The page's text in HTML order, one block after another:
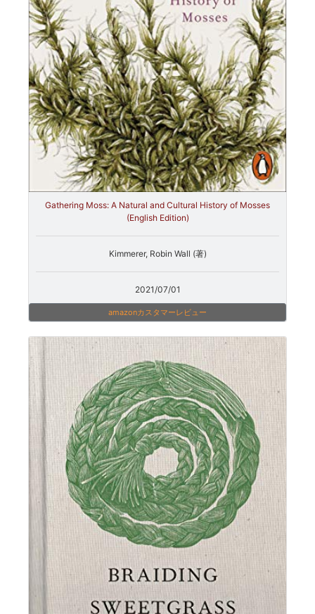
Gathering Moss: A Natural and Cultural History of Mosses
(English Edition)
Kimmerer, Robin Wall (著)
2021/07/01
amazonカスタマーレビュー